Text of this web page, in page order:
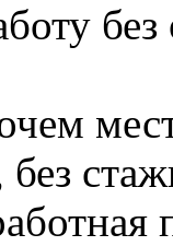
без